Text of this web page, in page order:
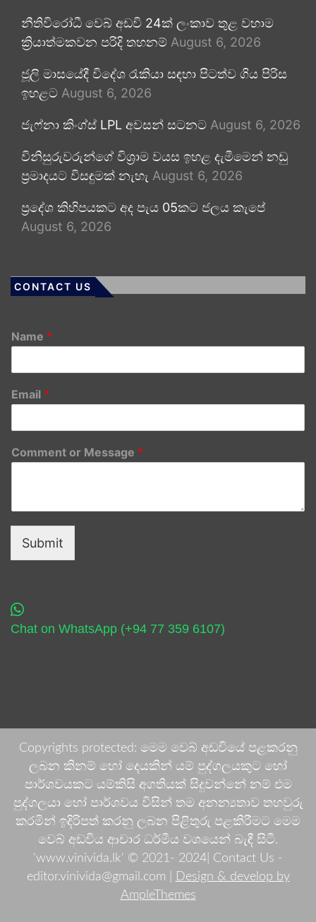
නීතිවිරෝධී වෙබ් අඩවි 24ක් ලංකාව තුළ වහාම
ක්‍රියාත්මකවන පරිදි තහනම් August 6, 2026
ජූලි මාසයේදී විදේශ රැකියා සඳහා පිටත්ව ගිය පිරිස
ඉහළට August 6, 2026
ජැෆ්නා කිංග්ස් LPL අවසන් සටනට August 6, 2026
විනිසුරුවරුන්ගේ විශ්‍රාම වයස ඉහළ දැමීමෙන් නඩු
ප්‍රමාදයට විසඳුමක් නැහැ August 6, 2026
ප්‍රදේශ කිහිපයකට අද පැය 05කට ජලය කැපේ
August 6, 2026
CONTACT US
Name *
Email *
Comment or Message *
Submit
Chat on WhatsApp (+94 77 359 6107)
Copyrights protected: මෙම වෙබ් අඩවියේ පළකරනු
ලබන කිනම් හෝ දෙයකින් යම් පුද්ගලයකුට හෝ
පාර්ශවයකට යම්කිසි අගතියක් සිදුවන්නේ නම් එම
පුද්ගලයා හෝ පාර්ශවය විසින් තම අනන්‍යතාව තහවුරු
කරමින් ඉදිරිපත් කරනු ලබන පිළිතුරු පළකිරීමට මෙම
වෙබ් අඩවිය ආචාර ධර්මීය වශයෙන් බැඳී සිටී.
'www.vinivida.lk' © 2021- 2024| Contact Us -
editor.vinivida@gmail.com |
Design & develop by
AmpleThemes